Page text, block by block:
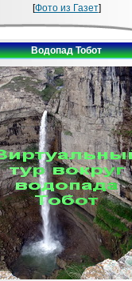
[Фото из Газет]
Водопад Тобот